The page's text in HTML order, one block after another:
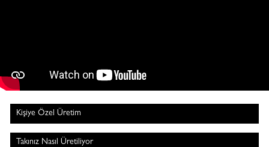
Kişiye Özel Üretim
Takınız Nasıl Üretiliyor